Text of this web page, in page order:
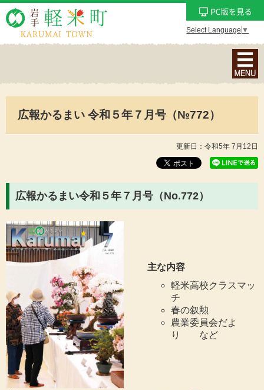
Select Language ▼
ナ
ビ
ン
メ
広報かるまい 令和５年７月号（№772）
更新日：令和5年 7月12日
広報かるまい令和５年７月号（No.772）
主な内容
軽米高校クラスマッ
チ
春の叙勲
農業委員会だよ
り など